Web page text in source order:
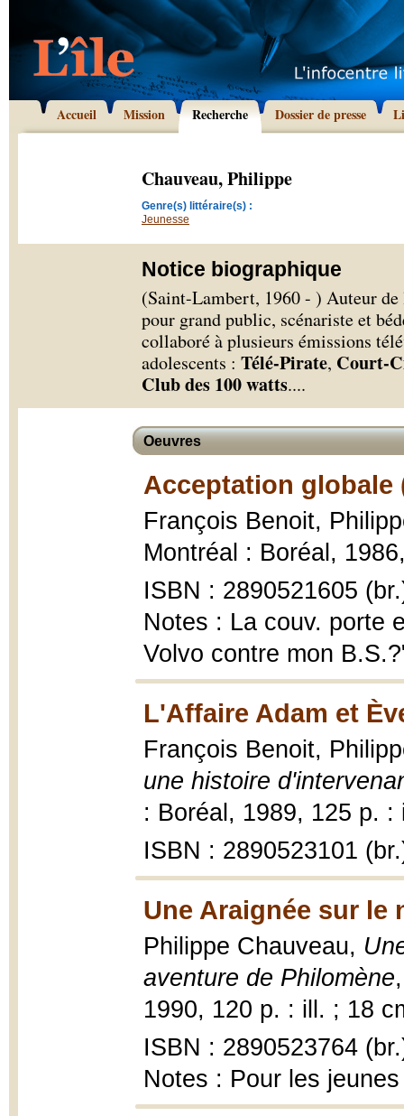
Accueil Mission Recherche Dossier de presse
Chauveau, Philippe
Genre(s) littéraire(s) :
Jeunesse
Notice biographique
(Saint-Lambert, 1960 - ) Auteur
pour grand public, scénariste et
collaboré à plusieurs émissions
adolescents : Télé-Pirate, Court-
Club des 100 watts....
Oeuvres
Acceptation globale
François Benoit,
Montréal : Boréal,
ISBN : 2890521605
Notes : La couv. porte
Volvo contre mon
L'Affaire Adam et
François Benoit,
une histoire
: Boréal, 1989, 125 p. :
ISBN : 2890523101
Une Araignée sur le
Philippe Chauveau,
aventure de Philomène
1990, 120 p. : ill. ; 18
ISBN : 2890523764
Notes : Pour les jeunes